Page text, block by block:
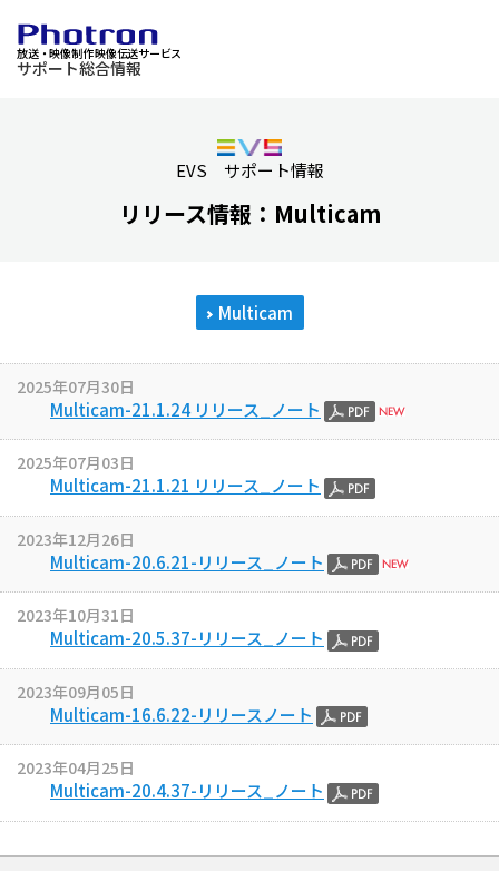
放送・映像制作 映像伝送サービス
サポート総合情報
EVS サポート情報
リリース情報：Multicam
Multicam
2025年07月30日
Multicam-21.1.24 リリース_ノート
2025年07月03日
Multicam-21.1.21 リリース_ノート
2023年12月26日
Multicam-20.6.21-リリース_ノート
2023年10月31日
Multicam-20.5.37-リリース_ノート
2023年09月05日
Multicam-16.6.22-リリースノート
2023年04月25日
Multicam-20.4.37-リリース_ノート